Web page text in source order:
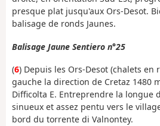
presque plat jusqu'aux Ors-Desot.
balisage de ronds Jaunes.
Balisage Jaune Sentiero n°25
(6) Depuis les Ors-Desot (chalets
gauche la direction de Cretaz 1480
Difficolta E. Entreprendre la longue
sinueux et assez pentu vers le
bord du torrente di Valnontey.